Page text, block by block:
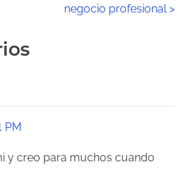
negocio profesional >
PM
y creo para muchos cuando